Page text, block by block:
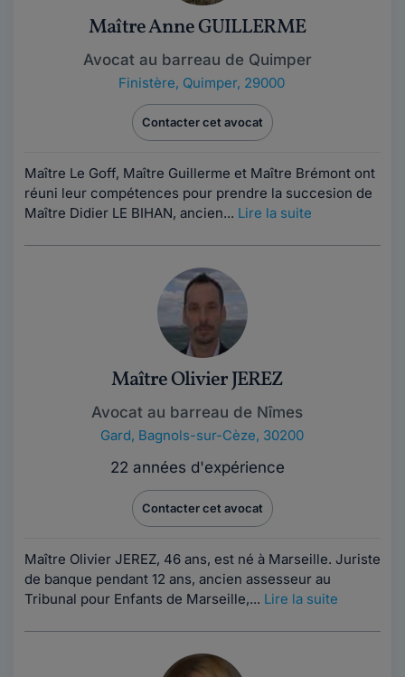
Maître Anne GUILLERME
Avocat au barreau de Quimper
Finistère, Quimper, 29000
Contacter cet avocat
Maître Le Goff, Maître Guillerme et Maître Brémont ont
réuni leur compétences pour prendre la succesion de
Maître Didier LE BIHAN, ancien... Lire la suite
Maître Olivier JEREZ
Avocat au barreau de Nîmes
Gard, Bagnols-sur-Cèze, 30200
22 années d'expérience
Contacter cet avocat
Maître Olivier JEREZ, 46 ans, est né à Marseille. Juriste
de banque pendant 12 ans, ancien assesseur au
Tribunal pour Enfants de Marseille,... Lire la suite